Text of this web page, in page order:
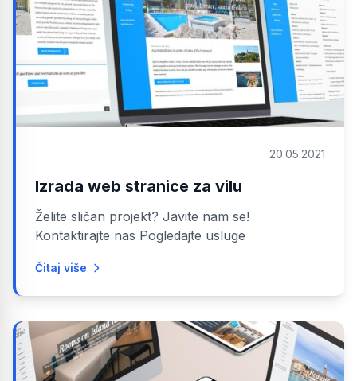
20.05.2021
Izrada web stranice za vilu
Želite sličan projekt? Javite nam se!
Kontaktirajte nas Pogledajte usluge
Čitaj više